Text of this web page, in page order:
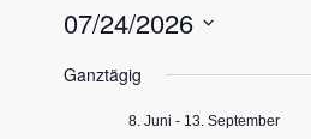
07/24/2026
wählen.
Ganztägig
8. Juni - 13. September